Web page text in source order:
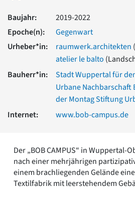
Vorromanik
Römische Antike
Über uns
Über baukunst-nrw
Fachbeirat
Freunde & Förderer
Impressum
Datenschutz
Baujahr:
2019-2022
Epoche(n):
Gegenwart
Urheber*in:
raumwerk.architekten
atelier le balto
Bauherr*in:
Stadt Wuppertal für
Urbane Nachbarschaft
der Montag Stiftung
Internet:
www.bob-campus.de
Der „BOB CAMPUS“ in Wuppertal-
nach einer mehrjährigen
einem brachliegenden Gelände
Textilfabrik mit leerstehendem